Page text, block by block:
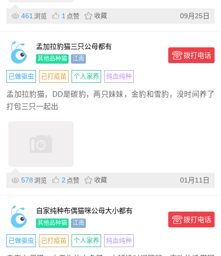
461 浏览 1 点赞 收藏 09月25日
孟加拉豹猫三只公母都有
其他品种猫 江南 拨打电话
已做驱虫 已打疫苗 个人家养 纯血纯种
孟加拉豹猫，DD是碳豹，两只妹妹，金豹和雪豹，没时间养了
打包三只一起出
578 浏览 2 点赞 收藏 01月11日
自家纯种布偶猫咪公母大小都有
其他品种猫 江南 拨打电话
已做驱虫 已打疫苗 个人家养 纯血纯种